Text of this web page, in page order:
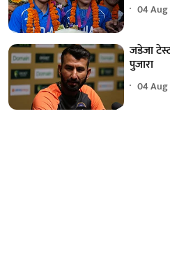
04
जडेजा
पुजारा
04